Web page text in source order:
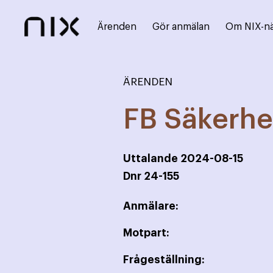
Ärenden Gör anmälan Om NIX-
ÄRENDEN
FB
Uttalande 2024-08-15
Dnr 24-155
Anmälare:
Motpart:
Frågeställning: